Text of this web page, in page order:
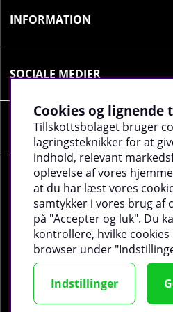
INFORMATION
SOCIALE MEDIER
VIRKSOMHEDSOPLYSNINGER
©2026 tillskottsbolaget.dk.
mere.
Cookies og lignende
Tillskottsbolaget bruger
lagringsteknikker for at
indhold, relevant
oplevelse af vores
at du har læst vores
samtykker i vores brug af
på "Accepter og luk". Du
kontrollere, hvilke
browser under
Indstillinger